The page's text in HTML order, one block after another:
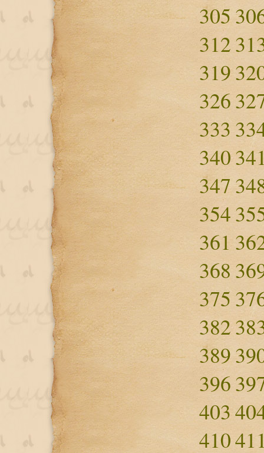
305
312
319
326
333
340
347
354
361
368
375
382
389
396
403
410